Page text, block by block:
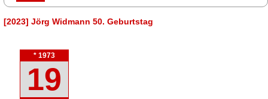
[2023] Jörg Widmann 50. Geburtstag
* 1973
19